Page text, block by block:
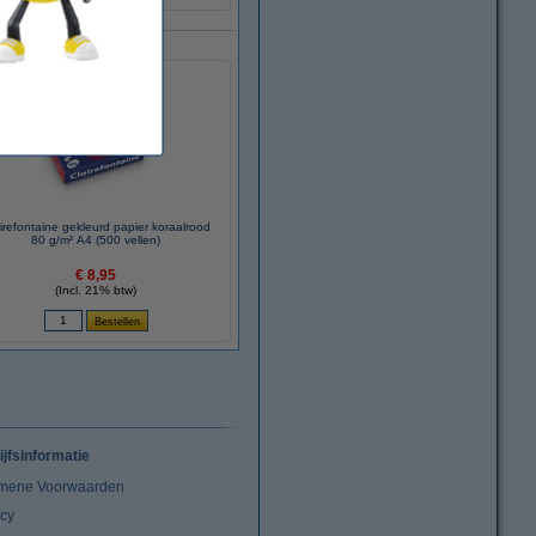
gekleurd papier koraalrood
80 g/m² A4 (500 vellen)
€ 8,95
(Incl. 21% btw)
Voorwaarden